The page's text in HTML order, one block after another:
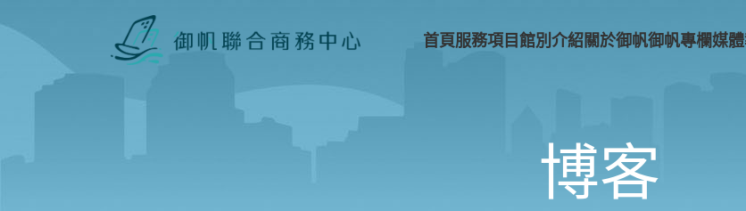
首頁服務項目館別介紹關於御帆御帆專欄媒
博客